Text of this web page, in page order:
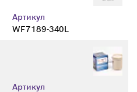
Артикул
WF7189-340L
Артикул